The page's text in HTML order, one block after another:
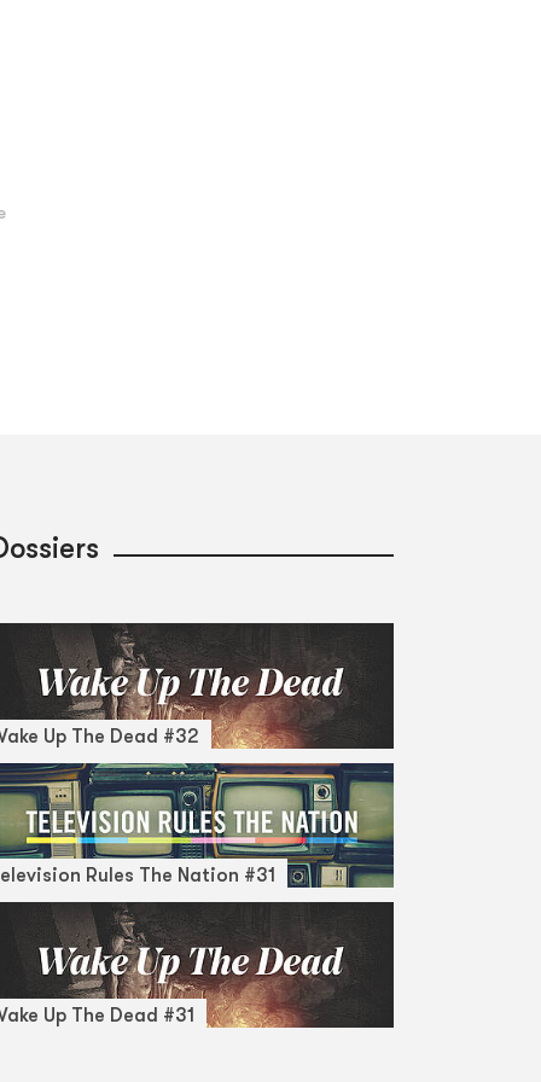
Up The Dead #32
Rules The Nation #31
Up The Dead #31